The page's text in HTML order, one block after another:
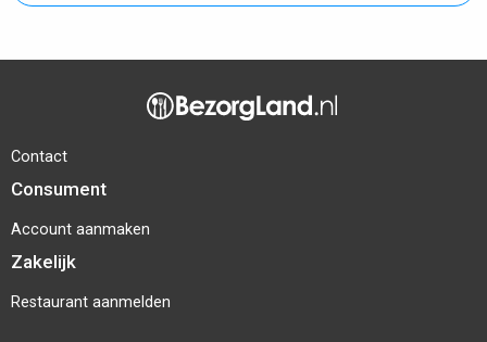
Contact
Consument
Account aanmaken
Zakelijk
Restaurant aanmelden